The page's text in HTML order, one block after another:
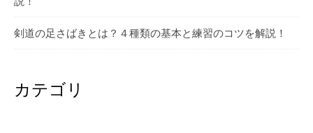
剣道の足さばきとは？４種類の基本と練習のコツを解説！
カテゴリ